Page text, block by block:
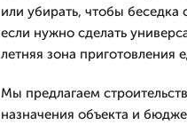
или убирать, чтобы
если нужно сделать
летняя зона приготовления
Мы предлагаем
назначения объекта и